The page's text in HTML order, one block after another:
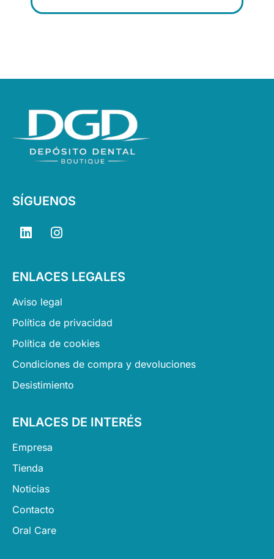
SÍGUENOS
L
i
e
i
n
I
n
a
r
a
m
ENLACES LEGALES
Aviso legal
Política de privacidad
Política de cookies
Condiciones de compra y devoluciones
Desistimiento
ENLACES DE INTERÉS
Empresa
Tienda
Noticias
Contacto
Oral Care